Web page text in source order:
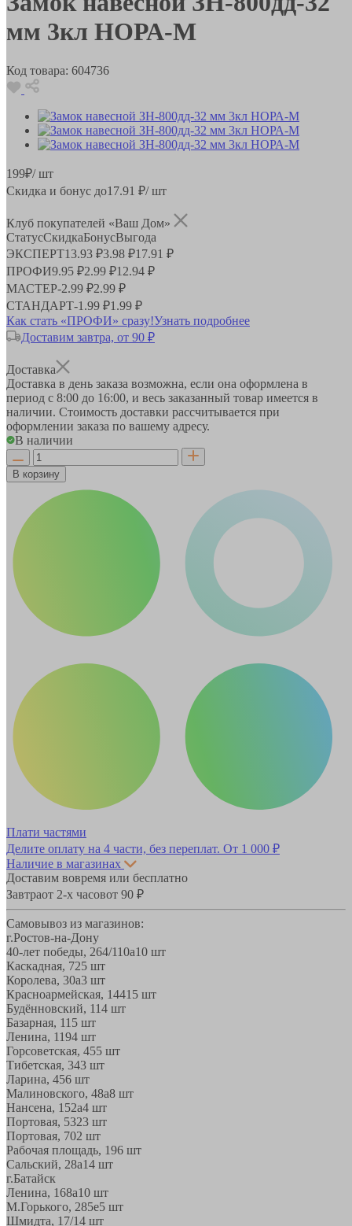
мм 3кл НОРА-М
Код товара: 604736
199₽/ шт
Скидка и бонус до17.91 ₽/ шт
Клуб покупателей «Ваш Дом»
СтатусСкидкаБонусВыгода
ЭКСПЕРТ13.93 ₽3.98 ₽17.91 ₽
ПРОФИ9.95 ₽2.99 ₽12.94 ₽
МАСТЕР-2.99 ₽2.99 ₽
СТАНДАРТ-1.99 ₽1.99 ₽
Как стать «ПРОФИ» сразу!Узнать подробнее
Доставим завтра, от 90 ₽
Доставка
Доставка в день заказа возможна, если она оформлена в
период с 8:00 до 16:00, и весь заказанный товар имеется в
наличии. Стоимость доставки рассчитывается при
оформлении заказа по вашему адресу.
В наличии
В корзину
Плати частями
Делите оплату на 4 части, без переплат. От 1 000 ₽
Наличие в магазинах
Доставим вовремя или бесплатно
Завтраот 2-х часовот 90 ₽
Самовывоз из магазинов:
г.Ростов-на-Дону
40-лет победы, 264/110а10 шт
Каскадная, 725 шт
Королева, 30а3 шт
Красноармейская, 14415 шт
Будённовский, 114 шт
Базарная, 11 5 шт
Ленина, 1194 шт
Горсоветская, 455 шт
Тибетская, 343 шт
Ларина, 456 шт
Малиновского, 48а8 шт
Нансена, 152а4 шт
Портовая, 5323 шт
Портовая, 702 шт
Рабочая площадь, 196 шт
Сальский, 28a14 шт
г.Батайск
Ленина, 168а10 шт
М.Горького, 285е5 шт
Шмидта, 17/14 шт